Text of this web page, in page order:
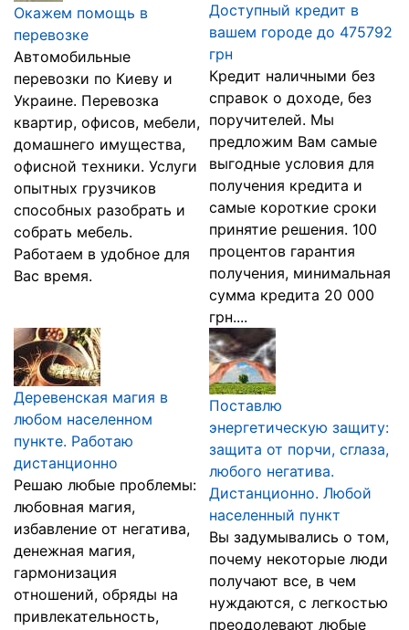
Окажем помощь в
перевозке
Автомобильные
перевозки по Киеву и
Украине. Перевозка
квартир, офисов, мебели,
домашнего имущества,
офисной техники. Услуги
опытных грузчиков
способных разобрать и
собрать мебель.
Работаем в удобное для
Вас время.
Доступный кредит в
вашем городе до 475792
грн
Кредит наличными без
справок о доходе, без
поручителей. Мы
предложим Вам самые
выгодные условия для
получения кредита и
самые короткие сроки
принятие решения. 100
процентов гарантия
получения, минимальная
сумма кредита 20 000
грн....
Деревенская магия в
любом населенном
пункте. Работаю
дистанционно
Решаю любые проблемы:
любовная магия,
избавление от негатива,
денежная магия,
гармонизация
отношений, обряды на
привлекательность,
Поставлю
энергетическую защиту:
защита от порчи, сглаза,
любого негатива.
Дистанционно. Любой
населенный пункт
Вы задумывались о том,
почему некоторые люди
получают все, в чем
нуждаются, с легкостью
преодолевают любые